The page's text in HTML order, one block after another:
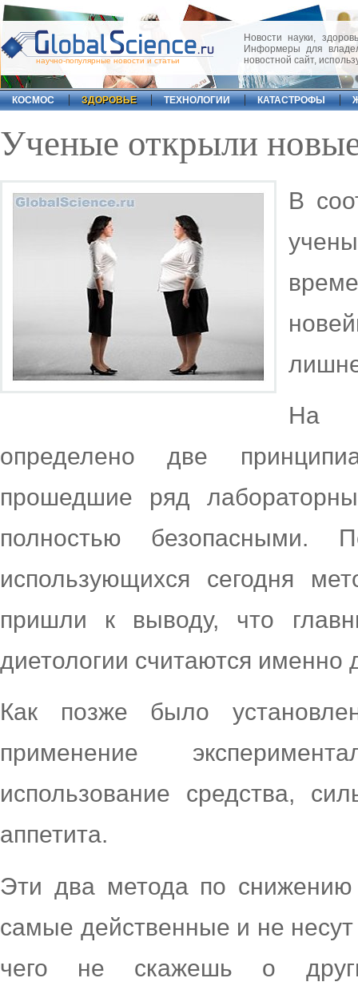
научно-популярные новости и статьи
Новости науки,
Информеры для
новостной сайт,
КОСМОС ЗДОРОВЬЕ ТЕХНОЛОГИИ КАТАСТРОФЫ
Ученые открыли
В
На
определено две
прошедшие ряд
полностью безопасными.
использующихся сегодня
пришли к выводу, что
диетологии считаются именно
Как позже было
применение
использование средства,
аппетита.
Эти два метода по
самые действенные и не
чего не скажешь о